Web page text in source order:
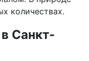
количествах.
Санкт-